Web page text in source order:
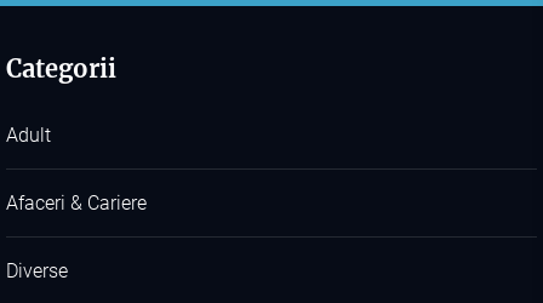
Categorii
Adult
Afaceri & Cariere
Diverse